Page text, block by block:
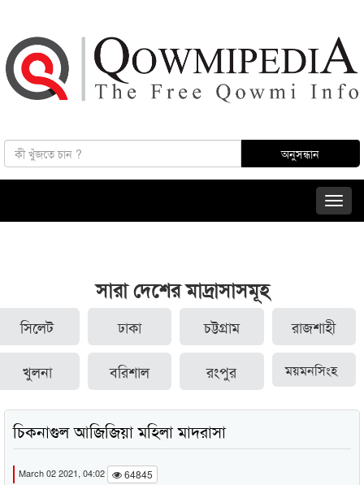
সারা দেশের মাদ্রাসাসমূহ
সিলেট ঢাকা চট্টগ্রাম রাজশাহী
খুলনা বরিশাল রংপুর ময়মনসিংহ
চিকনাগুল আজিজিয়া মহিলা মাদরাসা
March 02 2021, 04:02 64845